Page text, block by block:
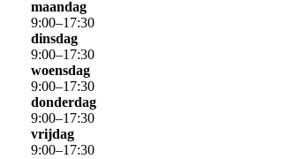
maandag
9:00–17:30
dinsdag
9:00–17:30
woensdag
9:00–17:30
donderdag
9:00–17:30
vrijdag
9:00–17:30